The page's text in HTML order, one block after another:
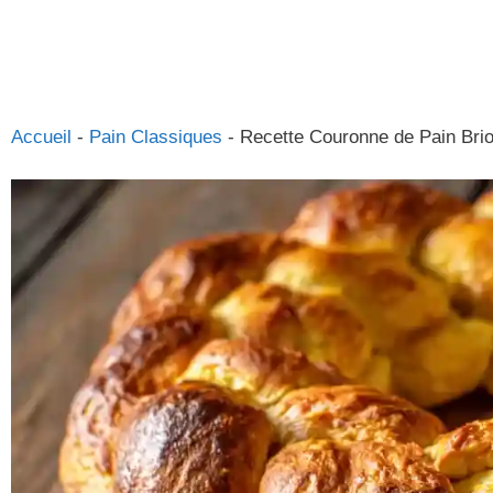
Accueil - Pain Classiques - Recette Couronne de Pain